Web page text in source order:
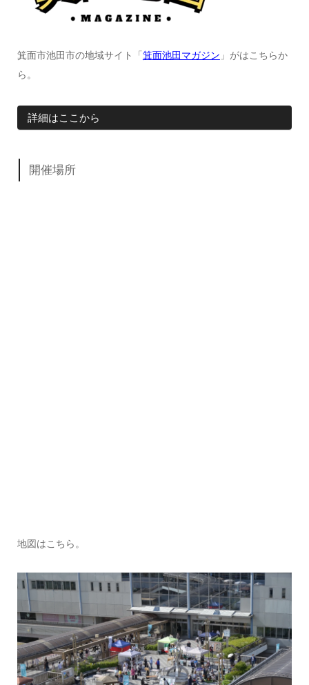
箕面市池田市の地域サイト「 箕面池田マガジン 」がはこちらか
ら。
詳細はここから
開催場所
地図はこちら。